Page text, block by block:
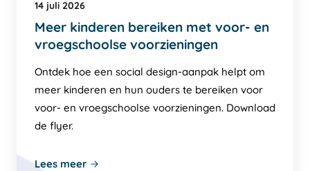
14 juli 2026
Meer kinderen bereiken met voor- en
vroegschoolse voorzieningen
Ontdek hoe een social design-aanpak helpt om
meer kinderen en hun ouders te bereiken voor
voor- en vroegschoolse voorzieningen. Download
de flyer.
Lees meer